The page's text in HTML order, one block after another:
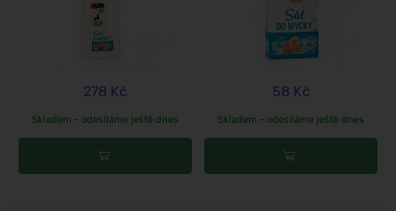
278 Kč
Skladem - odesíláme ještě dnes
58 Kč
Skladem - odesíláme ještě dnes